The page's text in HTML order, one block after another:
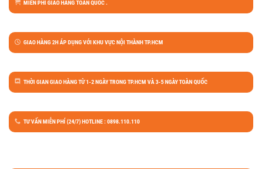
MIỄN PHÍ GIAO HÀNG TOÀN QUỐC .
GIAO HÀNG 2H ÁP DỤNG VỚI KHU VỰC NỘI THÀNH TP.HCM
THỜI GIAN GIAO HÀNG TỪ 1-2 NGÀY TRONG TP.HCM VÀ 3-5 NGÀY TOÀN QUỐC
TƯ VẤN MIỄN PHÍ (24/7) HOTLINE : 0898.110.110